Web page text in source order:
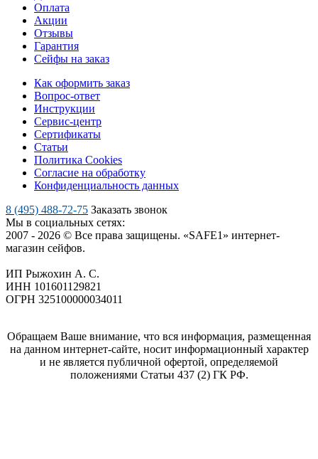
Оплата
Акции
Отзывы
Гарантия
Сейфы на заказ
Как оформить заказ
Вопрос-ответ
Инструкции
Сервис-центр
Сертификаты
Статьи
Политика Cookies
Согласие на обработку
Конфиденциальность данных
8 (495) 488-72-75 Заказать звонок
Мы в социальных сетях:
2007 - 2026 © Все права защищены. «SAFE1» интернет-
магазин сейфов.
ИП Рыжохин А. С.
ИНН 101601129821
ОГРН 325100000034011
Обращаем Ваше внимание, что вся информация, размещенная
на данном интернет-сайте, носит информационный характер
и не является публичной офертой, определяемой
положениями Статьи 437 (2) ГК РФ.